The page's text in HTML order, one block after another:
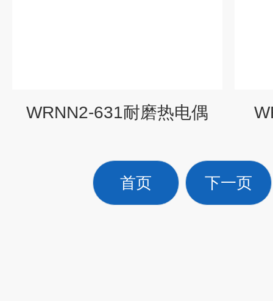
WRNN2-631耐磨热电偶
首页 下一页